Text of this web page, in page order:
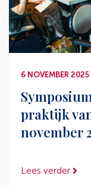
6 NOVEMBER 2025
praktijk
november
Lees verder